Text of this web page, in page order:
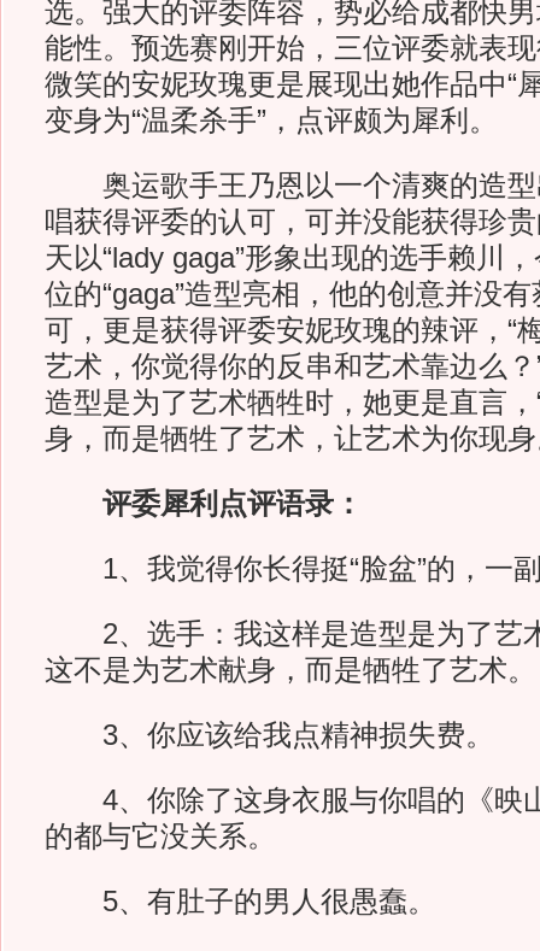
选。强大的评委阵容，势必给成都快
能性。预选赛刚开始，三位评委就表
微笑的安妮玫瑰更是展现出她作品中“
变身为“温柔杀手”，点评颇为犀利。
奥运歌手王乃恩以一个清爽的造型
唱获得评委的认可，可并没能获得珍
天以“lady gaga”形象出现的选手赖川
位的“gaga”造型亮相，他的创意并没
可，更是获得评委安妮玫瑰的辣评，“
艺术，你觉得你的反串和艺术靠边么
造型是为了艺术牺牲时，她更是直言
身，而是牺牲了艺术，让艺术为你现身
评委犀利点评语录：
1、我觉得你长得挺“脸盆”的，一副
2、选手：我这样是造型是为了艺
这不是为艺术献身，而是牺牲了艺术。
3、你应该给我点精神损失费。
4、你除了这身衣服与你唱的《映
的都与它没关系。
5、有肚子的男人很愚蠢。